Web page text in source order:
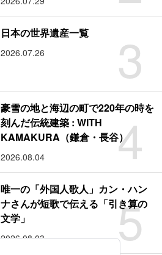
3
日本の世界遺産一覧
2026.07.26
4
豪雪の地と海辺の町で220年の時を
刻んだ伝統建築 : WITH
KAMAKURA（鎌倉・長谷）
2026.08.04
5
唯一の「外国人歌人」カン・ハン
ナさんが短歌で伝える「引き算の
文学」
2026.08.03